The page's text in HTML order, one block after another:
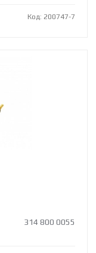
Код: 200747-7
314 800 0055